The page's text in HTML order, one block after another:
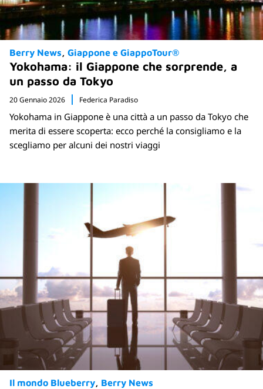
Berry News Giappone e GiappoTour®
Yokohama: il Giappone che sorprende, a
un passo da Tokyo
20 Gennaio 2026 Federica Paradiso
Yokohama in Giappone è una città a un passo da Tokyo che
merita di essere scoperta: ecco perché la consigliamo e la
scegliamo per alcuni dei nostri viaggi
Il mondo Blueberry Berry News